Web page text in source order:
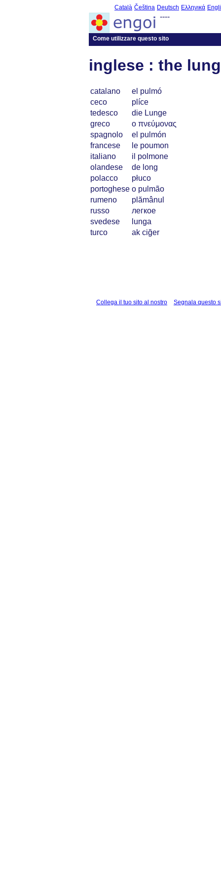
Català Čeština Deutsch Ελληνικά
----
Come utilizzare questo sito
inglese : the lung
catalano
el pulmó
ceco
plíce
tedesco
die Lunge
greco
ο πνεύμονας
spagnolo
el pulmón
francese
le poumon
italiano
il polmone
olandese
de long
polacco
płuco
portoghese o pulmão
rumeno
plămânul
russo
легкое
svedese
lunga
turco
ak ciğer
Collega il tuo sito al nostro Segnala questo